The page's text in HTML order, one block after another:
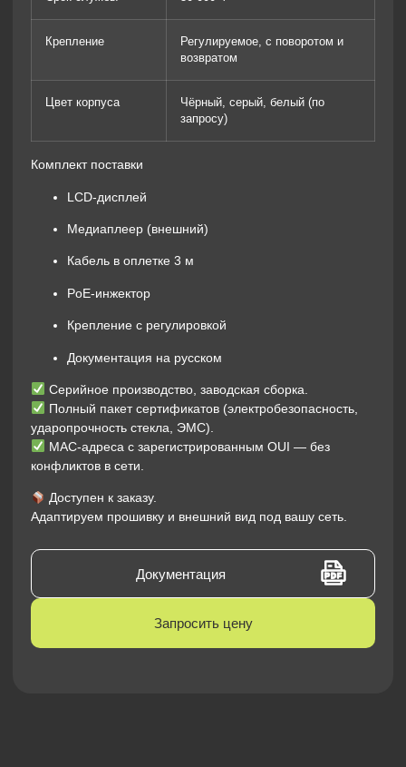
Крепление
Регулируемое, с поворотом и
возвратом
Цвет корпуса
Чёрный, серый, белый (по
запросу)
Комплект поставки
LCD-дисплей
Медиаплеер (внешний)
Кабель в оплетке 3 м
PoE-инжектор
Крепление с регулировкой
Документация на русском
Серийное производство, заводская сборка.
Полный пакет сертификатов (электробезопасность,
ударопрочность стекла, ЭМС).
MAC-адреса с зарегистрированным OUI — без
конфликтов в сети.
Доступен к заказу.
Адаптируем прошивку и внешний вид под вашу сеть.
Документация
Запросить цену